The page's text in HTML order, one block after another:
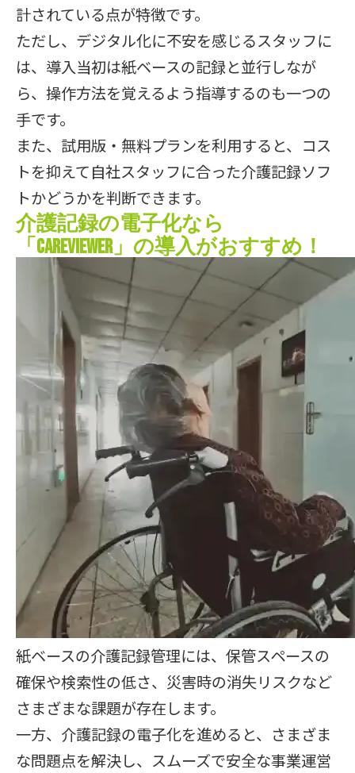
計されている点が特徴です。
ただし、デジタル化に不安を感じるスタッフに
は、導入当初は紙ベースの記録と並行しなが
ら、操作方法を覚えるよう指導するのも一つの
手です。
また、試用版・無料プランを利用すると、コス
トを抑えて自社スタッフに合った介護記録ソフ
トかどうかを判断できます。
介護記録の電子化なら
「CareViewer」の導入がおすすめ！
紙ベースの介護記録管理には、保管スペースの
確保や検索性の低さ、災害時の消失リスクなど
さまざまな課題が存在します。
一方、介護記録の電子化を進めると、さまざま
な問題点を解決し、スムーズで安全な事業運営